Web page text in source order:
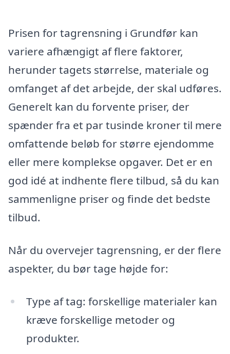
Prisen for tagrensning i Grundfør kan
variere afhængigt af flere faktorer,
herunder tagets størrelse, materiale og
omfanget af det arbejde, der skal udføres.
Generelt kan du forvente priser, der
spænder fra et par tusinde kroner til mere
omfattende beløb for større ejendomme
eller mere komplekse opgaver. Det er en
god idé at indhente flere tilbud, så du kan
sammenligne priser og finde det bedste
tilbud.
Når du overvejer tagrensning, er der flere
aspekter, du bør tage højde for:
Type af tag: forskellige materialer kan
kræve forskellige metoder og
produkter.